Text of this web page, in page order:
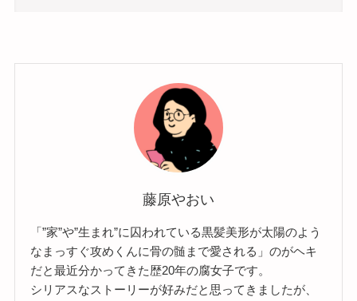
藤原やおい
「”家”や”生まれ”に囚われている黒髪美形が太陽のよう
なまっすぐ攻めくんに骨の髄まで愛される」のがヘキ
だと最近分かってきた歴20年の腐女子です。
シリアスなストーリーが好みだと思ってきましたが、